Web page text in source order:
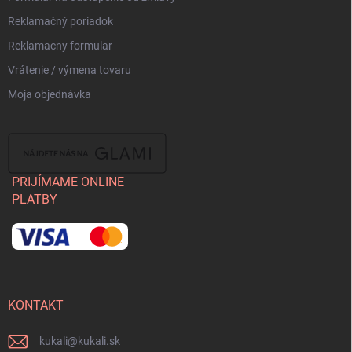
Reklamačný poriadok
Reklamacny formular
Vrátenie / výmena tovaru
Moja objednávka
PRIJÍMAME ONLINE
PLATBY
KONTAKT
kukali@kukali.sk